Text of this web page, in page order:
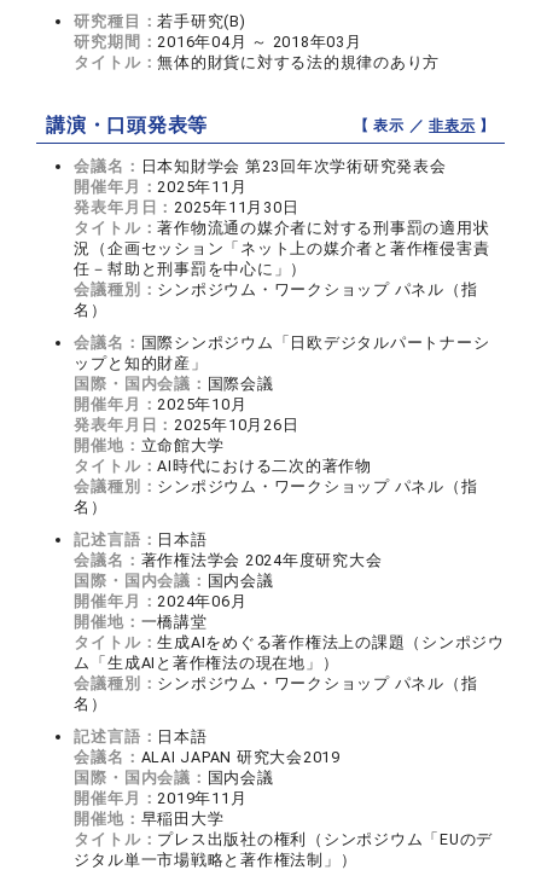
研究種目：若手研究(B)
研究期間：2016年04月 ～ 2018年03月
タイトル：無体的財貨に対する法的規律のあり方
講演・口頭発表等 【 表示 ／非表示 】
会議名： 日本知財学会 第23回年次学術研究発表会
開催年月：2025年11月
発表年月日：2025年11月30日
タイトル：著作物流通の媒介者に対する刑事罰の適用状
況（企画セッション「ネット上の媒介者と著作権侵害責
任－幇助と刑事罰を中心に」）
会議種別： シンポジウム・ワークショップ パネル（指
名）
会議名： 国際シンポジウム「日欧デジタルパートナーシ
ップと知的財産」
国際・国内会議： 国際会議
開催年月：2025年10月
発表年月日：2025年10月26日
開催地： 立命館大学
タイトル：AI時代における二次的著作物
会議種別： シンポジウム・ワークショップ パネル（指
名）
記述言語： 日本語
会議名： 著作権法学会 2024年度研究大会
国際・国内会議： 国内会議
開催年月：2024年06月
開催地： 一橋講堂
タイトル：生成AIをめぐる著作権法上の課題（シンポジウ
ム「生成AIと著作権法の現在地」）
会議種別： シンポジウム・ワークショップ パネル（指
名）
記述言語： 日本語
会議名： ALAI JAPAN 研究大会2019
国際・国内会議： 国内会議
開催年月：2019年11月
開催地： 早稲田大学
タイトル： プレス出版社の権利（シンポジウム「EUのデ
ジタル単一市場戦略と著作権法制」）